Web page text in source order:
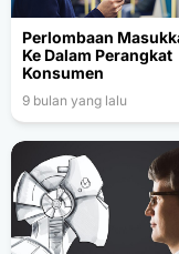
Perlombaan
Ke Dalam Perangkat
Konsumen
9 bulan yang lalu